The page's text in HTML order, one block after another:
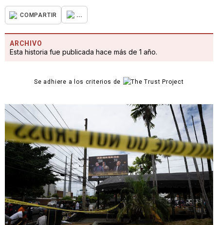
COMPARTIR ...
ARCHIVO
Esta historia fue publicada hace más de 1 año.
Se adhiere a los criterios de